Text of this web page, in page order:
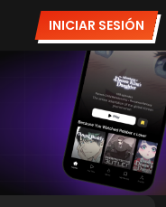
INICIAR SESIÓN